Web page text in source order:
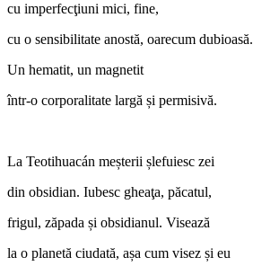
cu imperfecţiuni mici, fine,
cu o sensibilitate anostă, oarecum dubioasă.
Un hematit, un magnetit
într‑o corporalitate largă și permisivă.
La Teotihuacán meșterii șlefuiesc zei
din obsidian. Iubesc gheaţa, păcatul,
frigul, zăpada și obsidianul. Visează
la o planetă ciudată, așa cum visez și eu